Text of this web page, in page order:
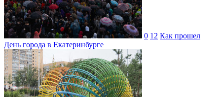
0 12 Как прошел
День города в Екатеринбурге